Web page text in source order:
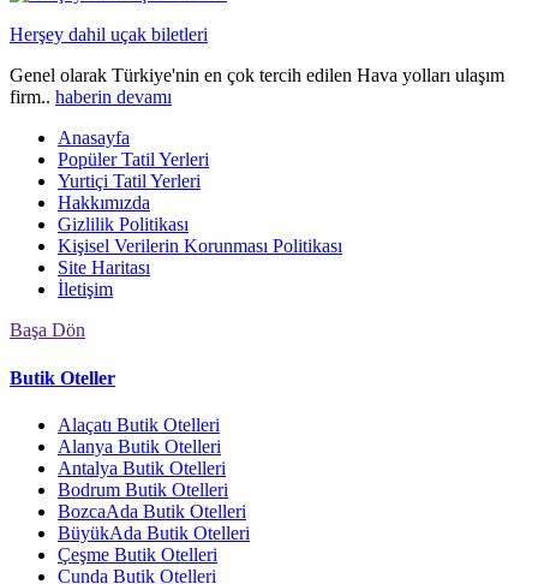
Herşey dahil uçak biletleri
Genel olarak Türkiye'nin en çok tercih edilen Hava yolları ulaşım
firm.. haberin devamı
Anasayfa
Popüler Tatil Yerleri
Yurtiçi Tatil Yerleri
Hakkımızda
Gizlilik Politikası
Kişisel Verilerin Korunması Politikası
Site Haritası
İletişim
Başa Dön
Butik Oteller
Alaçatı Butik Otelleri
Alanya Butik Otelleri
Antalya Butik Otelleri
Bodrum Butik Otelleri
BozcaAda Butik Otelleri
BüyükAda Butik Otelleri
Çeşme Butik Otelleri
Cunda Butik Otelleri